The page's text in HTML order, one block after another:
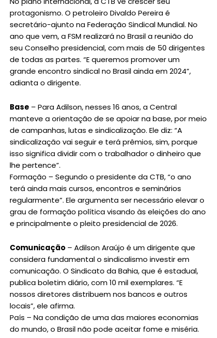
protagonismo. O petroleiro Divaldo Pereira é
secretário-ajunto na Federação Sindical Mundial. No
ano que vem, a FSM realizará no Brasil a reunião do
seu Conselho presidencial, com mais de 50 dirigentes
de todas as partes. “E queremos promover um
grande encontro sindical no Brasil ainda em 2024”,
adianta o dirigente.
Base – Para Adilson, nesses 16 anos, a Central
manteve a orientação de se apoiar na base, por meio
de campanhas, lutas e sindicalização. Ele diz: “A
sindicalização vai seguir e terá prêmios, sim, porque
isso significa dividir com o trabalhador o dinheiro que
lhe pertence”.
Formação – Segundo o presidente da CTB, “o ano
terá ainda mais cursos, encontros e seminários
regularmente”. Ele argumenta ser necessário elevar o
grau de formação política visando às eleições do ano
e principalmente o pleito presidencial de 2026.
Comunicação – Adilson Araújo é um dirigente que
considera fundamental o sindicalismo investir em
comunicação. O Sindicato da Bahia, que é estadual,
publica boletim diário, com 10 mil exemplares. “E
nossos diretores distribuem nos bancos e outros
locais”, ele afirma.
País – Na condição de uma das maiores economias
do mundo, o Brasil não pode aceitar fome e miséria.